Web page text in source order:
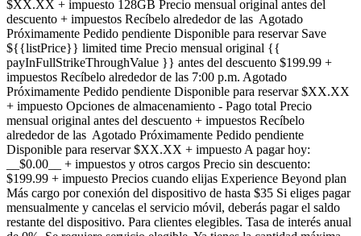
$XX.XX + impuesto 128GB Precio mensual original antes del
descuento + impuestos Recíbelo alrededor de las Agotado
Próximamente Pedido pendiente Disponible para reservar Save
${{listPrice}} limited time Precio mensual original {{
payInFullStrikeThroughValue }} antes del descuento $199.99 +
impuestos Recíbelo alrededor de las 7:00 p.m. Agotado
Próximamente Pedido pendiente Disponible para reservar $XX.XX
+ impuesto Opciones de almacenamiento - Pago total Precio
mensual original antes del descuento + impuestos Recíbelo
alrededor de las Agotado Próximamente Pedido pendiente
Disponible para reservar $XX.XX + impuesto A pagar hoy:
__$0.00__ + impuestos y otros cargos Precio sin descuento:
$199.99 + impuesto Precios cuando elijas Experience Beyond plan
Más cargo por conexión del dispositivo de hasta $35 Si eliges pagar
mensualmente y cancelas el servicio móvil, deberás pagar el saldo
restante del dispositivo. Para clientes elegibles. Tasa de interés anual